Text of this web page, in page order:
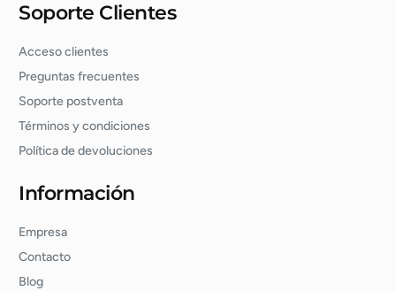
Soporte Clientes
Acceso clientes
Preguntas frecuentes
Soporte postventa
Términos y condiciones
Política de devoluciones
Información
Empresa
Contacto
Blog